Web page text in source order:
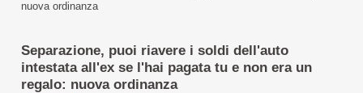
nuova ordinanza
Separazione, puoi riavere i soldi dell'auto
intestata all'ex se l'hai pagata tu e non era un
regalo: nuova ordinanza